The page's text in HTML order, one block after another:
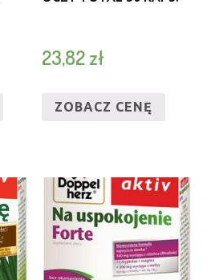
23,82zł
ZOBACZ CENĘ